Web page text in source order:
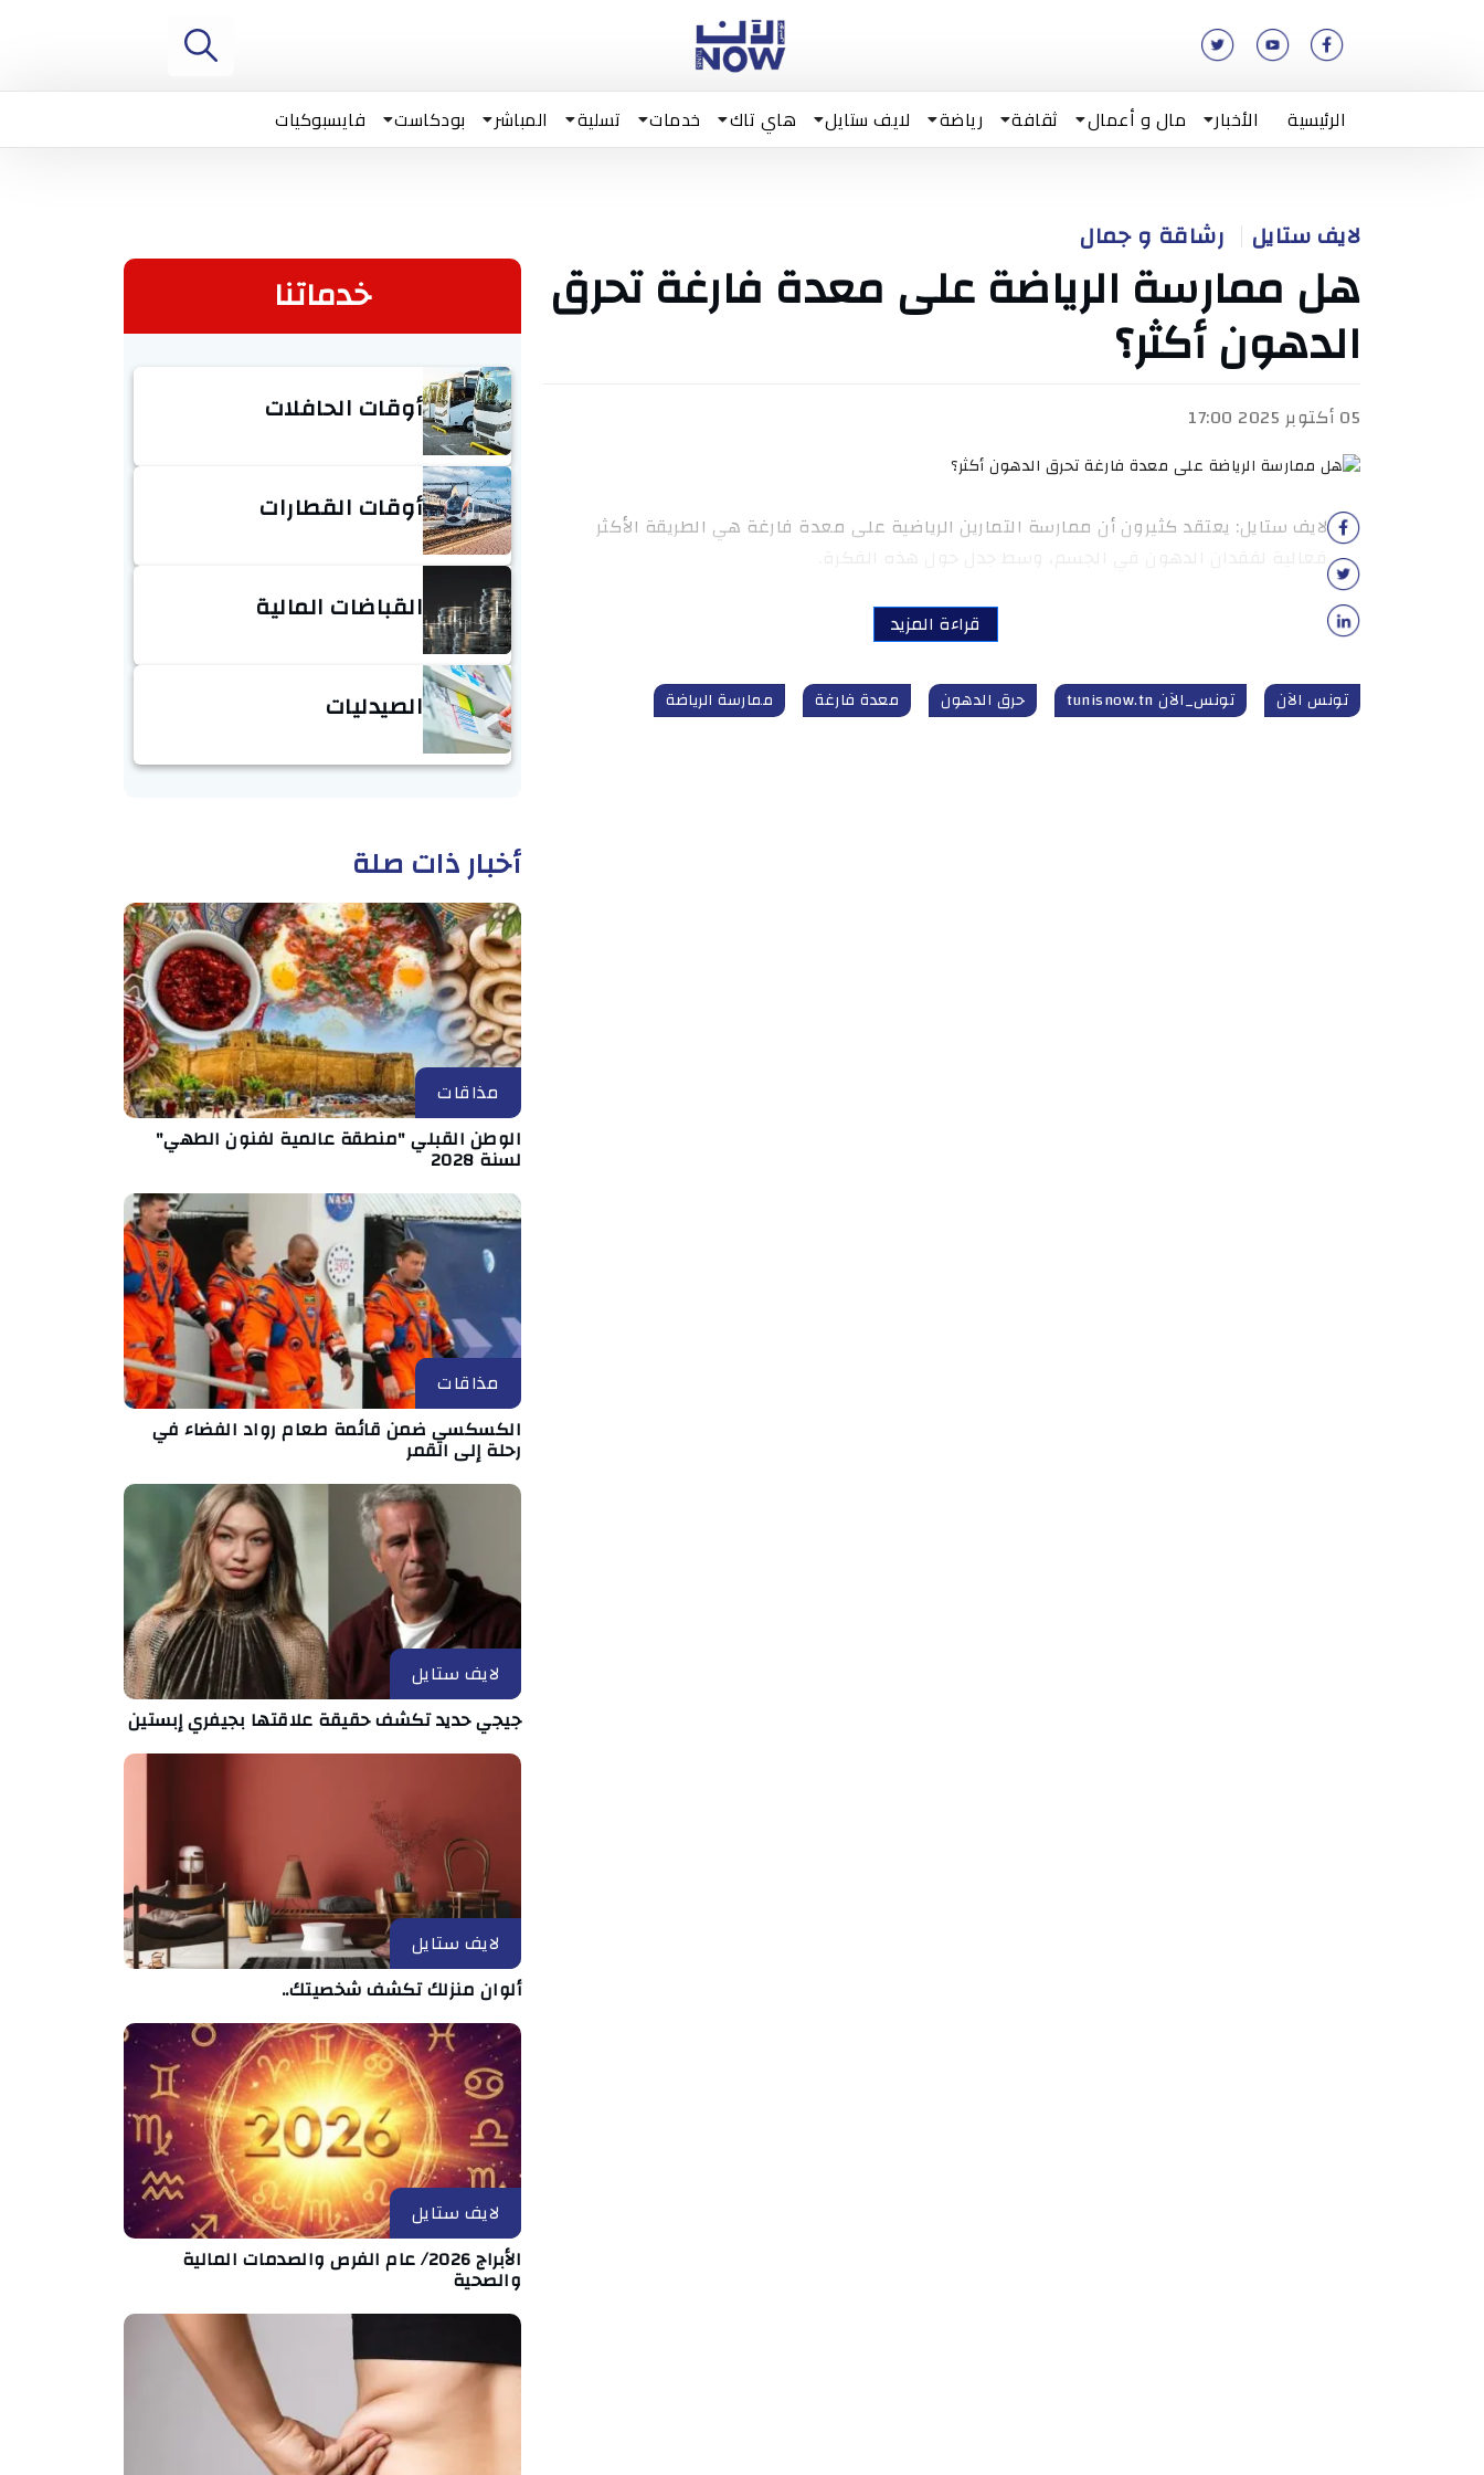
الرئيسية الأخبار مال و أعمال ثقافة رياضة لايف ستايل هاي تاك خدمات تسلية المباشر بودكاست فايسبوكيات
لايف ستايل رشاقة و جمال
هل ممارسة الرياضة على معدة فارغة تحرق
الدهون أكثر؟
05 أكتوبر 2025 17:00
لايف ستايل: يعتقد كثيرون أن ممارسة التمارين الرياضية على معدة فارغة هي الطريقة الأكثر
قراءة المزيد
تونس الآن تونس_الآن tunisnow.tn حرق الدهون معدة فارغة ممارسة الرياضة
خدماتنا
أوقات الحافلات
أوقات القطارات
القباضات المالية
الصيدليات
أخبار ذات صلة
مذاقات
الوطن القبلي "منطقة عالمية لفنون الطهي"
لسنة 2028
مذاقات
الكسكسي ضمن قائمة طعام رواد الفضاء في
رحلة إلى القمر
لايف ستايل
جيجي حديد تكشف حقيقة علاقتها بجيفري إبستين
لايف ستايل
ألوان منزلك تكشف شخصيتك..
لايف ستايل
الأبراج 2026/ عام الفرص والصدمات المالية
والصحية